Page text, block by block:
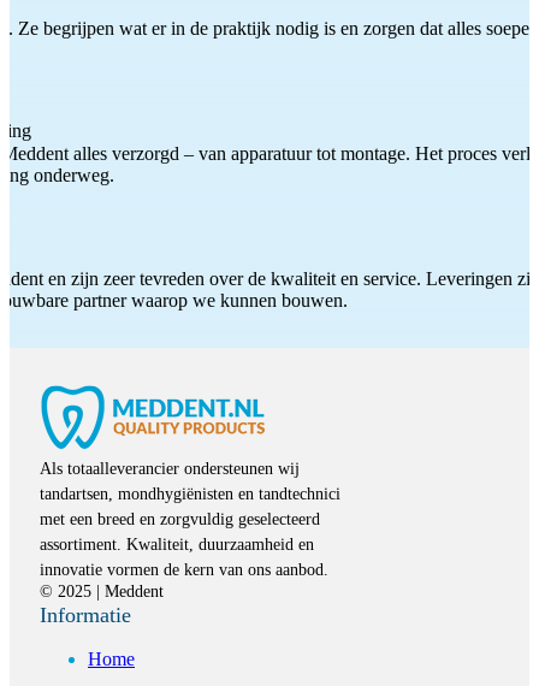
Ze begrijpen wat er in de praktijk nodig is en zorgen dat alles
alles verzorgd – van apparatuur tot montage. Het proces
onderweg.
en zijn zeer tevreden over de kwaliteit en service. Leveringen
partner waarop we kunnen bouwen.
Als totaalleverancier ondersteunen wij
tandartsen, mondhygiënisten en tandtechnici
met een breed en zorgvuldig geselecteerd
assortiment. Kwaliteit, duurzaamheid en
innovatie vormen de kern van ons aanbod.
© 2025 | Meddent
Informatie
Home